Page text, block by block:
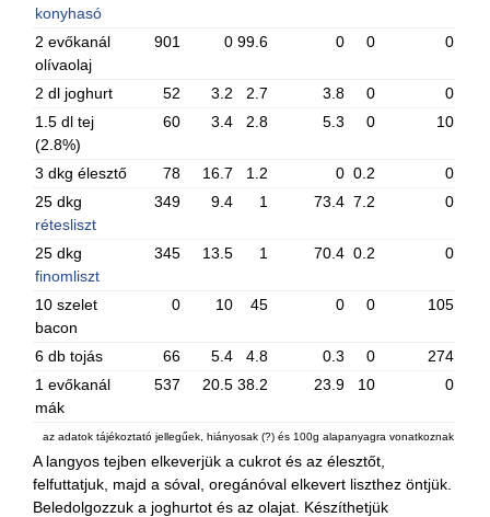
konyhasó
2 evőkanál
olívaolaj
901 0 99.6 0 0 0
2 dl joghurt 52 3.2 2.7 3.8 0
0
1.5 dl tej
(2.8%)
60 3.4 2.8 5.3 0 10
3 dkg élesztő 78 16.7 1.2 0 0.2
0
25 dkg
rétesliszt
349 9.4 1 73.4 7.2 0
25 dkg
finomliszt
345 13.5 1 70.4 0.2 0
10 szelet
bacon
0 10 45 0 0 105
6 db tojás 66 5.4 4.8 0.3 0
274
1 evőkanál
mák
537 20.5 38.2 23.9 10 0
az adatok tájékoztató jellegűek, hiányosak (?) és 100g alapanyagra vonatkoznak
A langyos tejben elkeverjük a cukrot és az élesztőt,
felfuttatjuk, majd a sóval, oregánóval elkevert liszthez öntjük.
Beledolgozzuk a joghurtot és az olajat. Készíthetjük